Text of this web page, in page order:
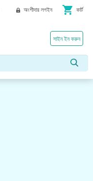
অংশীদার লগইন shopping_cart কার্ট
সাইন ইন করুন